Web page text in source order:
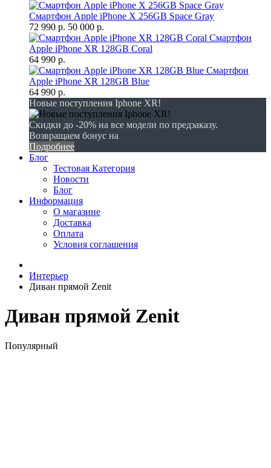
Смартфон Apple iPhone X 256GB Space Gray
72 990 р. 50 000 р.
Смартфон
Apple iPhone XR 128GB Coral
64 990 р.
Смартфон
Apple iPhone XR 128GB Blue
64 990 р.
Новые поступления Iphone XR!
Скидки до -20% на все модели по предзаказу.
Возвращаем бонус на
Подробнее
Блог
Тестовая Категория
Новости
Блог
Информация
О магазине
Доставка
Оплата
Условия соглашения
Интерьер
Диван прямой Zenit
Диван прямой Zenit
Популярный